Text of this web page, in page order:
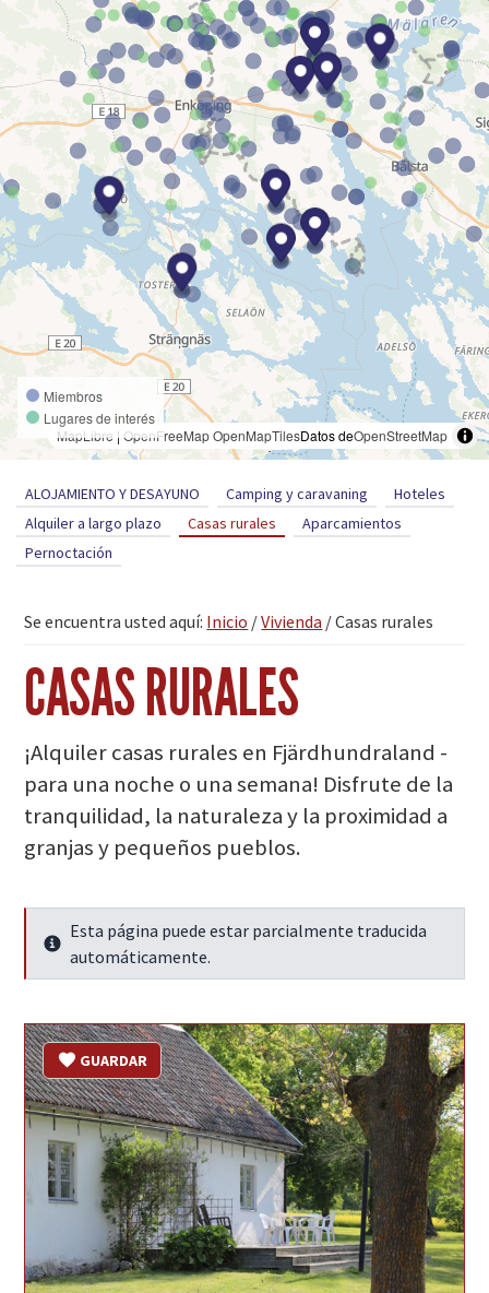
Miembros
Lugares de interés
MapLibre | OpenFreeMapOpenMapTilesDatos deOpenStreetMap
ALOJAMIENTO Y DESAYUNO Camping y caravaning
Hoteles
Alquiler a largo plazo
Casas rurales
Aparcamientos
Pernoctación
Se encuentra usted aquí: Inicio /Vivienda /Casas rurales
CASAS RURALES
¡Alquiler casas rurales en Fjärdhundraland -
para una noche o una semana! Disfrute de la
tranquilidad, la naturaleza y la proximidad a
granjas y pequeños pueblos.
Seguir leyendo
Esta página puede estar parcialmente traducida
automáticamente.
GUARDAR